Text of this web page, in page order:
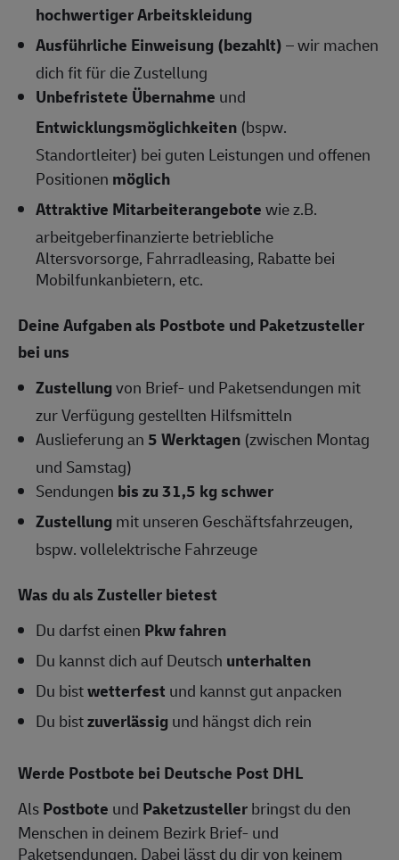
hochwertiger Arbeitskleidung
Ausführliche Einweisung (bezahlt)– wir machen
dich fit für die Zustellung
Unbefristete Übernahme und
Entwicklungsmöglichkeiten (bspw.
Standortleiter) bei guten Leistungen und offenen
Positionen möglich
Attraktive Mitarbeiterangebotewie z.B.
arbeitgeberfinanzierte betriebliche
Altersvorsorge, Fahrradleasing, Rabatte bei
Mobilfunkanbietern, etc.
Deine Aufgaben als Postbote und Paketzusteller
bei uns
Zustellungvon Brief- und Paketsendungen mit
zur Verfügung gestellten Hilfsmitteln
Auslieferung an5 Werktagen (zwischen Montag
und Samstag)
Sendungen bis zu 31,5 kg schwer
Zustellungmit unseren Geschäftsfahrzeugen,
bspw. vollelektrische Fahrzeuge
Was du als Zusteller bietest
Du darfst einen Pkw fahren
Du kannst dich auf Deutsch unterhalten
Du bistwetterfest und kannst gut anpacken
Du bistzuverlässigund hängst dich rein
Werde Postbote bei Deutsche Post DHL
AlsPostbote und Paketzustellerbringst du den
Menschen in deinem Bezirk Brief- und
Paketsendungen. Dabei lässt du dir von keinem